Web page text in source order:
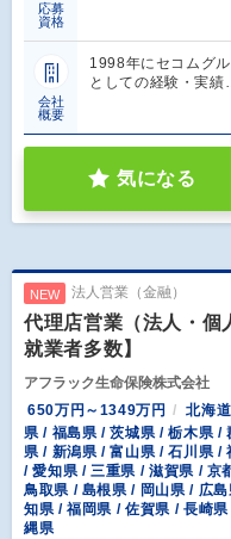
応募
資格
会社
概要
1998年にセコムグ
としての経験・実
気になる
NEW 法人営業（金融）
代理店営業（法人・個
就業者多数】
アフラック生命保険株式会社
650万円～1349万円
北海
県 / 福島県 / 茨城県 / 栃木県 /
県 / 新潟県 / 富山県 / 石川県 /
/ 愛知県 / 三重県 / 滋賀県 / 京
鳥取県 / 島根県 / 岡山県 / 広
知県 / 福岡県 / 佐賀県 / 長崎
縄県